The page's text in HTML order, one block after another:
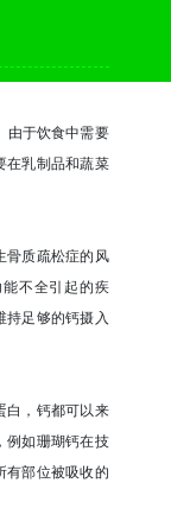
由于饮食中需要
在乳制品和蔬菜
骨质疏松症的风
不全引起的疾
持足够的钙摄入
白，钙都可以来
例如珊瑚钙在技
有部位被吸收的